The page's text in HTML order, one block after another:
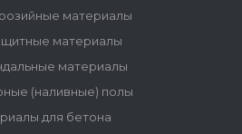
материалы
материалы
материалы
(наливные) полы
для бетона